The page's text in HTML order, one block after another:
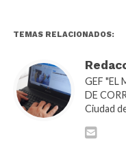
implementan
incendios”.
TEMAS RELACIONADOS:
GEF "EL
DE
Ciudad